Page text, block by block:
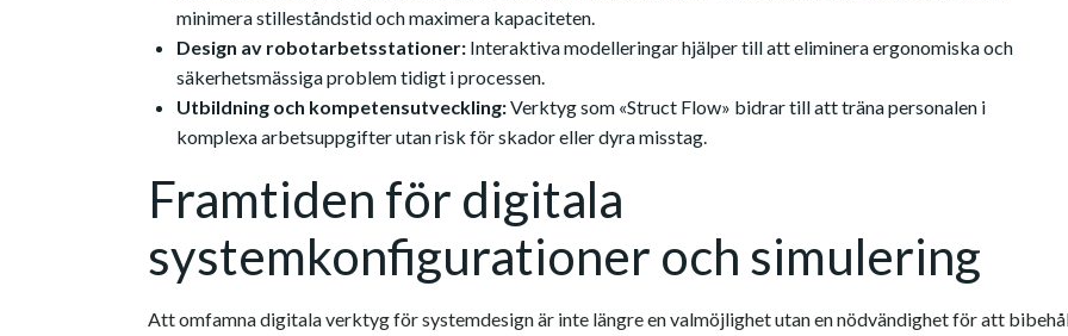
minimera stilleståndstid och maximera kapaciteten.
Design av robotarbetsstationer: Interaktiva modelleringar hjälper till att eliminera ergonomiska och
säkerhetsmässiga problem tidigt i processen.
Utbildning och kompetensutveckling:Verktyg som «Struct Flow» bidrar till att träna personalen i
komplexa arbetsuppgifter utan risk för skador eller dyra misstag.
Framtiden för digitala
systemkonfigurationer och simulering
Att omfamna digitala verktyg för systemdesign är inte längre en valmöjlighet utan en nödvändighet för att